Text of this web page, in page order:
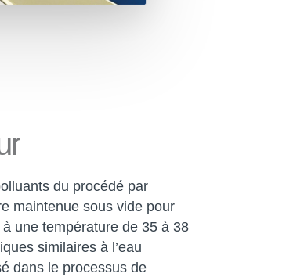
du procédé par
maintenue sous vide pour
une température de 35 à 38
similaires à l’eau
dans le processus de